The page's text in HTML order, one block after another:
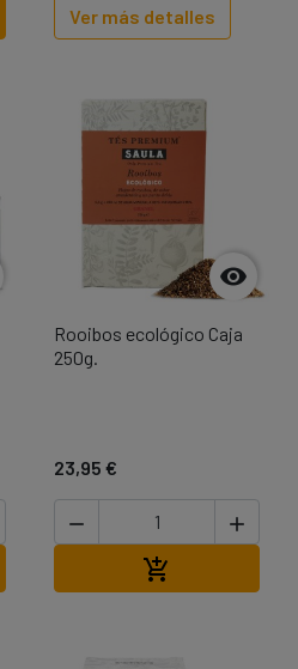
Ver más detalles

Rooibos ecológico Caja
250g.
23,95 €
 
